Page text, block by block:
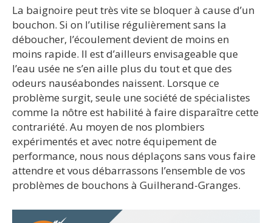
La baignoire peut très vite se bloquer à cause d’un
bouchon. Si on l’utilise régulièrement sans la
déboucher, l’écoulement devient de moins en
moins rapide. Il est d’ailleurs envisageable que
l’eau usée ne s’en aille plus du tout et que des
odeurs nauséabondes naissent. Lorsque ce
problème surgit, seule une société de spécialistes
comme la nôtre est habilité à faire disparaître cette
contrariété. Au moyen de nos plombiers
expérimentés et avec notre équipement de
performance, nous nous déplaçons sans vous faire
attendre et vous débarrassons l’ensemble de vos
problèmes de bouchons à Guilherand-Granges.